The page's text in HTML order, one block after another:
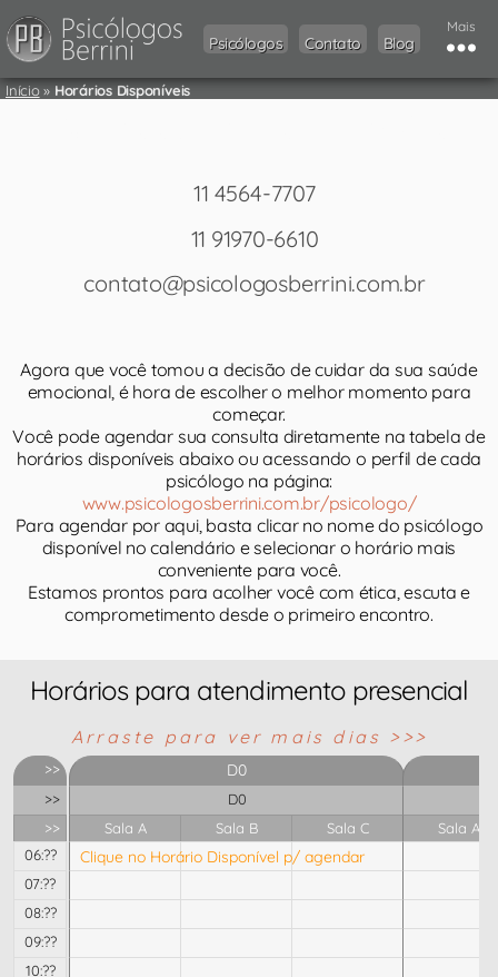
Psicólogos Contato Blog
Mais
Início» Horários Disponíveis
11 4564-7707
11 91970-6610
contato@psicologosberrini.com.br
Agora que você tomou a decisão de cuidar da sua saúde
emocional, é hora de escolher o melhor momento para
começar.
Você pode agendar sua consulta diretamente na tabela de
horários disponíveis abaixo ou acessando o perfil de cada
psicólogo na página:
www.psicologosberrini.com.br/psicologo/
Para agendar por aqui, basta clicar no nome do psicólogo
disponível no calendário e selecionar o horário mais
conveniente para você.
Estamos prontos para acolher você com ética, escuta e
comprometimento desde o primeiro encontro.
Horários para atendimento presencial
Arraste para ver mais dias >>>
>>
>>
>>
06:??
07:??
08:??
09:??
10:??
Clique no Horário Disponível p/ agendar
Sala A
D0
D0
Sala B
Sala C Sala A